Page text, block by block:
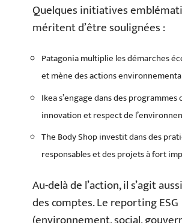
Quelques initiatives
méritent d’être soulignées :
Patagonia multiplie les démarches
et mène des actions
Ikea s’engage dans des
innovation et respect de
The Body Shop investit dans des
responsables et des projets à fort
Au-delà de l’action, il s’agit
des comptes. Le reporting ESG